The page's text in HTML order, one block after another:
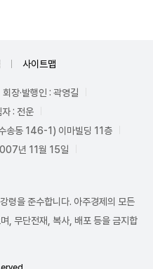
사이트맵
회장·발행인 : 곽영길
: 전운
송동 146-1) 이마빌딩 11층
년 11월 15일
령을 준수합니다. 아주경제의 모든
, 무단전재, 복사, 배포 등을 금지합